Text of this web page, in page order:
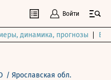
Войти
динамика, прогнозы
/ Ярославская обл.